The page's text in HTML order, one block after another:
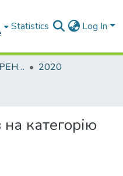
Statistics Log In
МАТЕРІАЛИ КОНФЕРЕНЦІЙ
2020
категорію